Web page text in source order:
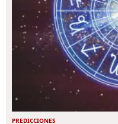
PREDICCIONES